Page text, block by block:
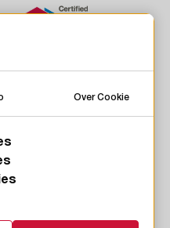
Over Cookie